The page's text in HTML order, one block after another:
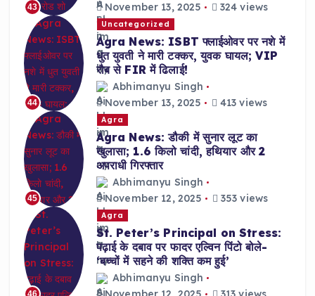
43
November 13, 2025
324 views
44
Uncategorized
Agra News: ISBT फ्लाईओवर पर नशे में
धुत युवती ने मारी टक्कर, युवक घायल; VIP
रौब से FIR में ढिलाई!
Abhimanyu Singh
November 13, 2025
413 views
45
Agra
Agra News: डौकी में सुनार लूट का
खुलासा; 1.6 किलो चांदी, हथियार और 2
अपराधी गिरफ्तार
Abhimanyu Singh
November 12, 2025
353 views
Agra
St. Peter’s Principal on Stress:
पढ़ाई के दबाव पर फादर एल्विन पिंटो बोले-
‘बच्चों में सहने की शक्ति कम हुई’
Abhimanyu Singh